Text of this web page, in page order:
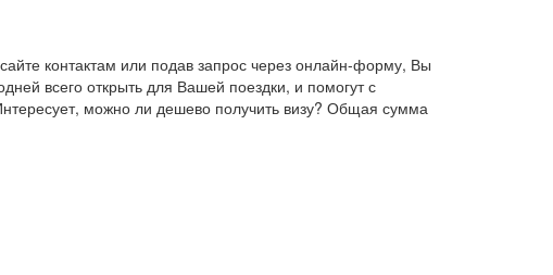
контактам или подав запрос через онлайн-форму, Вы
всего открыть для Вашей поездки, и помогут с
можно ли дешево получить визу? Общая сумма